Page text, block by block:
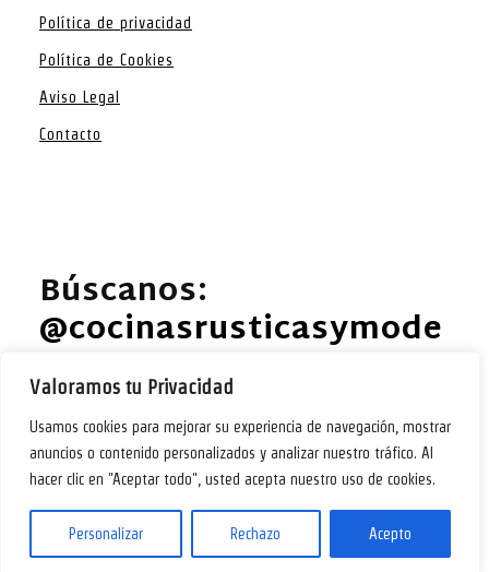
Valoramos tu Privacidad
Usamos cookies para mejorar su experiencia de navegación, mostrar
anuncios o contenido personalizados y analizar nuestro tráfico. Al
hacer clic en "Aceptar todo", usted acepta nuestro uso de cookies.
Personalizar Rechazo Acepto
Política de privacidad
Política de Cookies
Aviso Legal
Contacto
Búscanos:
@cocinasrusticasymode
rnas EN FACEBOOK
Ideas para diseñar y decorar tu cocina. @2024 – Todos
los derechos reservados. COCINAS.HOMES